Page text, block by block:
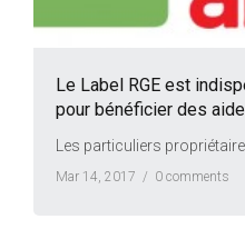
Le Label RGE est
pour bénéficier des
Les particuliers
Mar 14, 2017 / 0 comments